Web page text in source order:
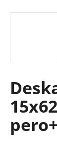
t
D
o